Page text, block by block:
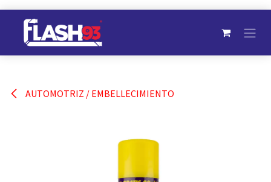
Ir al contenido
AUTOMOTRIZ / EMBELLECIMIENTO